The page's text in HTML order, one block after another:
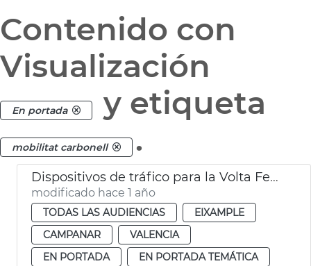
Contenido con
Visualización
En portada y etiqueta
mobilitat carbonell .
Dispositivos de tráfico para la Volta Femenina de la CV y el carnaval de Russafa
modificado hace 1 año
TODAS LAS AUDIENCIAS
EIXAMPLE
CAMPANAR
VALENCIA
EN PORTADA
EN PORTADA TEMÁTICA